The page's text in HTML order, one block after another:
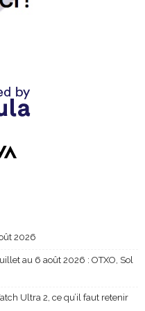
2026
au 6 août 2026 : OTXO, Sol
Ultra 2, ce qu’il faut retenir